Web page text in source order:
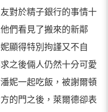
對於精子銀行的事情十
們看見了搬來的新鄰
顯得特別拘謹又不自
之後倆人仍然十分可愛
妮一起吃飯，被謝爾頓
的門之後，萊爾德卻表